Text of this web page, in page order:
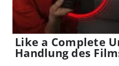
Like a Complete
Handlung des